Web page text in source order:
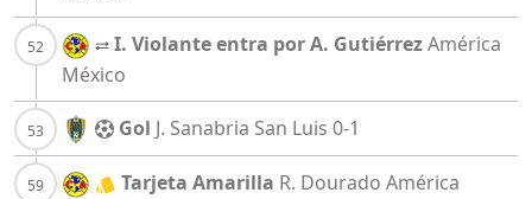
I. Violante entra por A. GutiérrezAmérica
México
Gol J. Sanabria San Luis 0-1
Tarjeta Amarilla R. Dourado América